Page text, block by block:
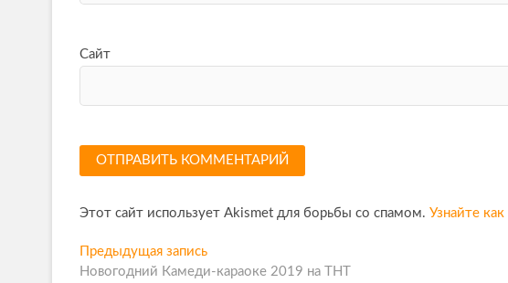
Сайт
Этот сайт использует Akismet для борьбы со спамом. Узнайте
Н
Предыдущая запись
р
Новогодний Камеди-караоке 2019 на ТНТ